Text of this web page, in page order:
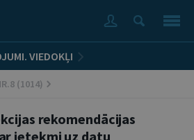
VIEDOKĻI
(1014)
rekomendācijas
ietekmi uz datu